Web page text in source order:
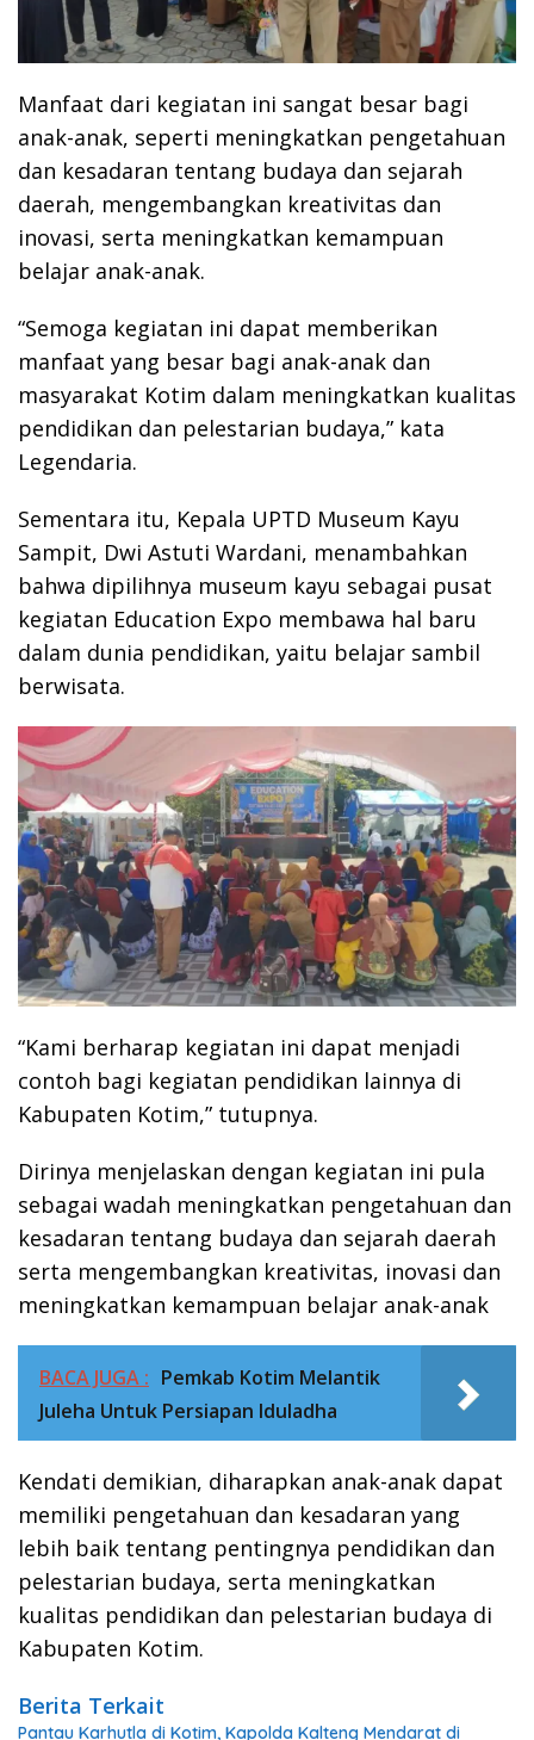
Manfaat dari kegiatan ini sangat besar bagi
anak-anak, seperti meningkatkan pengetahuan
dan kesadaran tentang budaya dan sejarah
daerah, mengembangkan kreativitas dan
inovasi, serta meningkatkan kemampuan
belajar anak-anak.
“Semoga kegiatan ini dapat memberikan
manfaat yang besar bagi anak-anak dan
masyarakat Kotim dalam meningkatkan kualitas
pendidikan dan pelestarian budaya,” kata
Legendaria.
Sementara itu, Kepala UPTD Museum Kayu
Sampit, Dwi Astuti Wardani, menambahkan
bahwa dipilihnya museum kayu sebagai pusat
kegiatan Education Expo membawa hal baru
dalam dunia pendidikan, yaitu belajar sambil
berwisata.
“Kami berharap kegiatan ini dapat menjadi
contoh bagi kegiatan pendidikan lainnya di
Kabupaten Kotim,” tutupnya.
Dirinya menjelaskan dengan kegiatan ini pula
sebagai wadah meningkatkan pengetahuan dan
kesadaran tentang budaya dan sejarah daerah
serta mengembangkan kreativitas, inovasi dan
meningkatkan kemampuan belajar anak-anak
BACA JUGA : Pemkab Kotim Melantik
Juleha Untuk Persiapan Iduladha
Kendati demikian, diharapkan anak-anak dapat
memiliki pengetahuan dan kesadaran yang
lebih baik tentang pentingnya pendidikan dan
pelestarian budaya, serta meningkatkan
kualitas pendidikan dan pelestarian budaya di
Kabupaten Kotim.
Berita Terkait
Pantau Karhutla di Kotim, Kapolda Kalteng Mendarat di